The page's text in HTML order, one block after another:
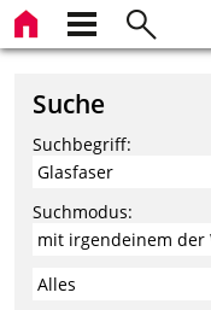
Suche
Suchbegriff:
Suchmodus: